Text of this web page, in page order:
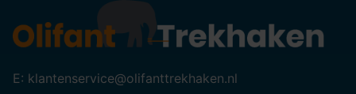
E: klantenservice@olifanttrekhaken.nl